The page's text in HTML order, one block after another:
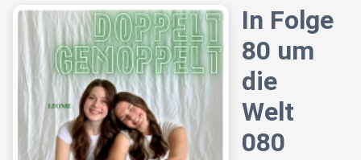
In Folge
80 um
die
Welt
080